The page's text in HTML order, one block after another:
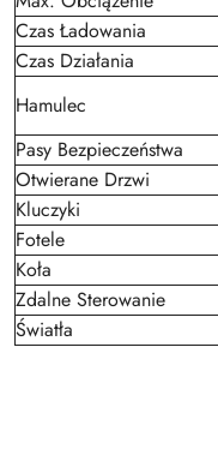
Czas Ładowania
Czas Działania
Hamulec
Pasy Bezpieczeństwa
Otwierane Drzwi
Kluczyki
Fotele
Koła
Zdalne Sterowanie
Światła